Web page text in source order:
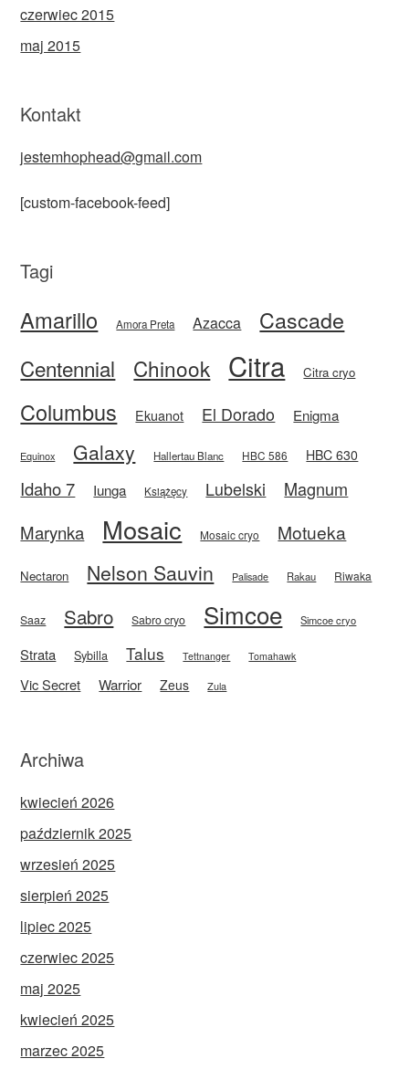
czerwiec 2015
maj 2015
Kontakt
jestemhophead@gmail.com
[custom-facebook-feed]
Tagi
Amarillo Amora Preta Azacca Cascade
Centennial Chinook Citra Citra cryo
Columbus Ekuanot El Dorado Enigma
Equinox Galaxy Hallertau Blanc HBC 586 HBC 630
Idaho 7 Iunga Książęcy Lubelski
Magnum
Marynka
Mosaic Mosaic cryo Motueka
Nectaron Nelson Sauvin Palisade Rakau Riwaka
Saaz Sabro Sabro cryo Simcoe Simcoe cryo
Strata Sybilla Talus Tettnanger Tomahawk
Vic Secret Warrior Zeus Zula
Archiwa
kwiecień 2026
październik 2025
wrzesień 2025
sierpień 2025
lipiec 2025
czerwiec 2025
maj 2025
kwiecień 2025
marzec 2025